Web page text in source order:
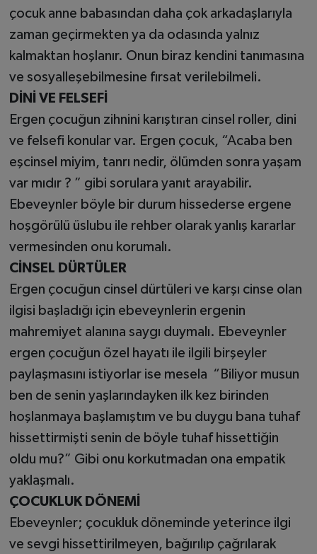
çocuk anne babasından daha çok arkadaşlarıyla
zaman geçirmekten ya da odasında yalnız
kalmaktan hoşlanır. Onun biraz kendini tanımasına
ve sosyalleşebilmesine fırsat verilebilmeli.
DİNİ VE FELSEFİ
Ergen çocuğun zihnini karıştıran cinsel roller, dini
ve felsefi konular var. Ergen çocuk, “Acaba ben
eşcinsel miyim, tanrı nedir, ölümden sonra yaşam
var mıdır ? ” gibi sorulara yanıt arayabilir.
Ebeveynler böyle bir durum hissederse ergene
hoşgörülü üslubu ile rehber olarak yanlış kararlar
vermesinden onu korumalı.
CİNSEL DÜRTÜLER
Ergen çocuğun cinsel dürtüleri ve karşı cinse olan
ilgisi başladığı için ebeveynlerin ergenin
mahremiyet alanına saygı duymalı. Ebeveynler
ergen çocuğun özel hayatı ile ilgili birşeyler
paylaşmasını istiyorlar ise mesela “Biliyor musun
ben de senin yaşlarındayken ilk kez birinden
hoşlanmaya başlamıştım ve bu duygu bana tuhaf
hissettirmişti senin de böyle tuhaf hissettiğin
oldu mu?” Gibi onu korkutmadan ona empatik
yaklaşmalı.
ÇOCUKLUK DÖNEMİ
Ebeveynler; çocukluk döneminde yeterince ilgi
ve sevgi hissettirilmeyen, bağırılıp çağrılarak